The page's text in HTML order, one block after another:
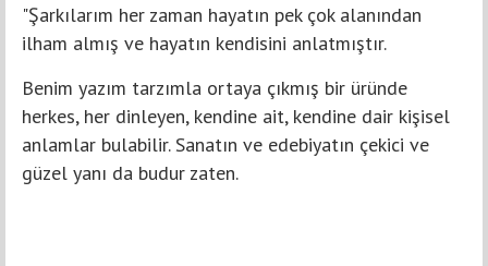
"Şarkılarım her zaman hayatın pek çok alanından
ilham almış ve hayatın kendisini anlatmıştır.
Benim yazım tarzımla ortaya çıkmış bir üründe
herkes, her dinleyen, kendine ait, kendine dair kişisel
anlamlar bulabilir. Sanatın ve edebiyatın çekici ve
güzel yanı da budur zaten.